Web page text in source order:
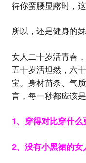
待你蛮腰显露时，
所以，还是健身的
女人二十岁活青春
五十岁活坦然，六
宝。身材苗条、气
言，每一秒都应该是
1、穿得对比穿什么
2、没有小黑裙的女